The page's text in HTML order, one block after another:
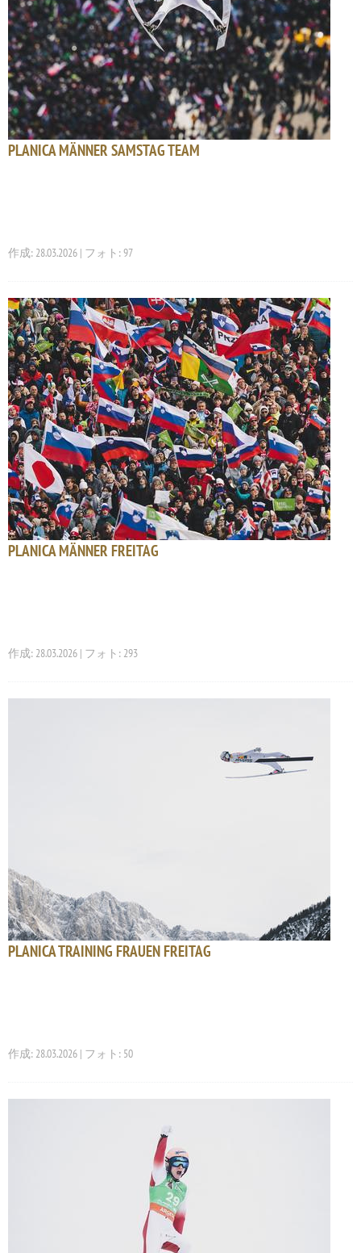
PLANICA MÄNNER SAMSTAG TEAM
作成: 28.03.2026 | フォト: 97
PLANICA MÄNNER FREITAG
作成: 28.03.2026 | フォト: 293
PLANICA TRAINING FRAUEN FREITAG
作成: 28.03.2026 | フォト: 50